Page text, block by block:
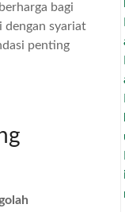
bagi
dengan syariat
penting